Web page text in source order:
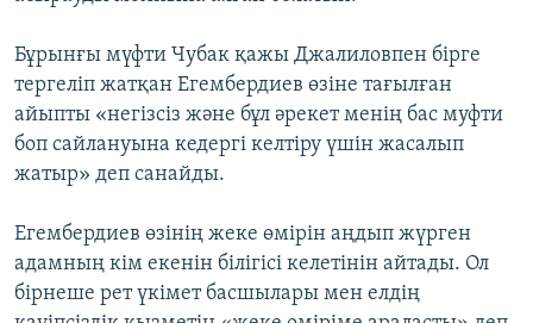
Бұрынғы мүфти Чубак қажы Джалиловпен бірге
тергеліп жатқан Егембердиев өзіне тағылған
айыпты «негізсіз және бұл әрекет менің бас муфти
боп сайлануына кедергі келтіру үшін жасалып
жатыр» деп санайды.
Егембердиев өзінің жеке өмірін аңдып жүрген
адамның кім екенін білігісі келетінін айтады. Ол
бірнеше рет үкімет басшылары мен елдің